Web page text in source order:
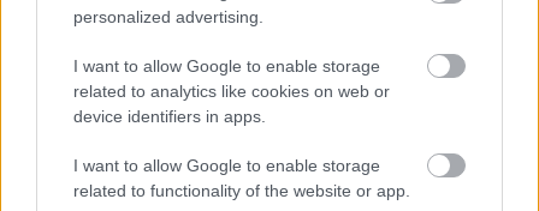
personalized advertising.
I want to allow Google to enable storage
related to analytics like cookies on web or
device identifiers in apps.
I want to allow Google to enable storage
related to functionality of the website or app.